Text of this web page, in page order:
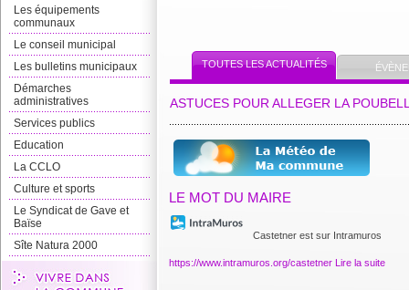
Les équipements
communaux
Le conseil municipal
Les bulletins municipaux
Démarches
administratives
Services publics
Education
La CCLO
Culture et sports
Le Syndicat de Gave et
Baïse
Sîte Natura 2000
TOUTES LES ACTUALITÉS
ASTUCES POUR ALLEGER LA
LE MOT DU MAIRE
Castetner est sur Intramuros
https://www.intramuros.org/castetner Lire la suite